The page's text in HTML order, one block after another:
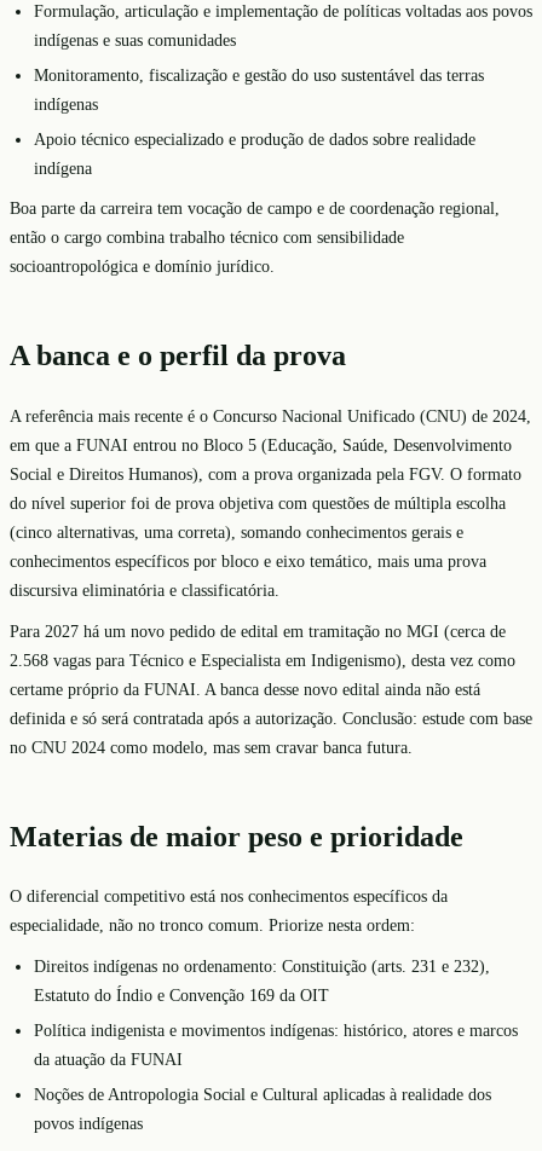
Formulação, articulação e implementação de políticas voltadas aos povos
indígenas e suas comunidades
Monitoramento, fiscalização e gestão do uso sustentável das terras
indígenas
Apoio técnico especializado e produção de dados sobre realidade
indígena
Boa parte da carreira tem vocação de campo e de coordenação regional,
então o cargo combina trabalho técnico com sensibilidade
socioantropológica e domínio jurídico.
A banca e o perfil da prova
A referência mais recente é o Concurso Nacional Unificado (CNU) de 2024,
em que a FUNAI entrou no Bloco 5 (Educação, Saúde, Desenvolvimento
Social e Direitos Humanos), com a prova organizada pela FGV. O formato
do nível superior foi de prova objetiva com questões de múltipla escolha
(cinco alternativas, uma correta), somando conhecimentos gerais e
conhecimentos específicos por bloco e eixo temático, mais uma prova
discursiva eliminatória e classificatória.
Para 2027 há um novo pedido de edital em tramitação no MGI (cerca de
2.568 vagas para Técnico e Especialista em Indigenismo), desta vez como
certame próprio da FUNAI. A banca desse novo edital ainda não está
definida e só será contratada após a autorização. Conclusão: estude com base
no CNU 2024 como modelo, mas sem cravar banca futura.
Materias de maior peso e prioridade
O diferencial competitivo está nos conhecimentos específicos da
especialidade, não no tronco comum. Priorize nesta ordem:
Direitos indígenas no ordenamento: Constituição (arts. 231 e 232),
Estatuto do Índio e Convenção 169 da OIT
Política indigenista e movimentos indígenas: histórico, atores e marcos
da atuação da FUNAI
Noções de Antropologia Social e Cultural aplicadas à realidade dos
povos indígenas